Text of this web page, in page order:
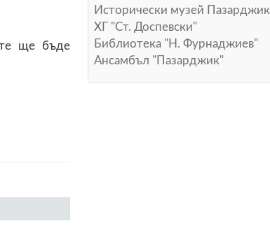
ще бъде
Исторически музей Пазарджик
ХГ "Ст. Доспевски"
Библиотека "Н. Фурнаджиев"
Ансамбъл "Пазарджик"